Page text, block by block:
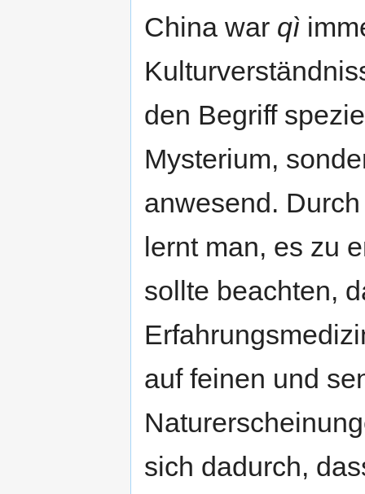
China war qì
den Begriff
Mysterium,
anwesend.
lernt man, es zu
sollte beachten,
auf feinen und
sich dadurch,